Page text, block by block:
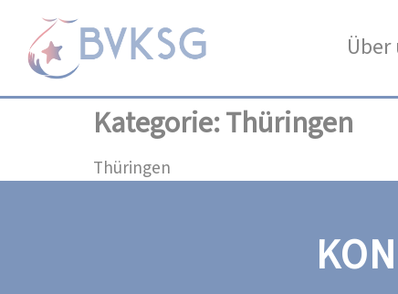
Über
Kategorie:Thüringen
Thüringen